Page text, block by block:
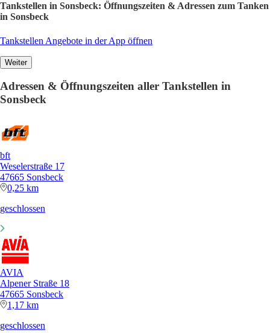
Tankstellen in Sonsbeck: Öffnungszeiten & Adressen zum Tanken
in Sonsbeck
Tankstellen Angebote in der App öffnen
Weiter
Adressen & Öffnungszeiten aller Tankstellen in
Sonsbeck
bft
Weselerstraße 17
47665 Sonsbeck
0,25 km
geschlossen
AVIA
Alpener Straße 18
47665 Sonsbeck
1,17 km
geschlossen